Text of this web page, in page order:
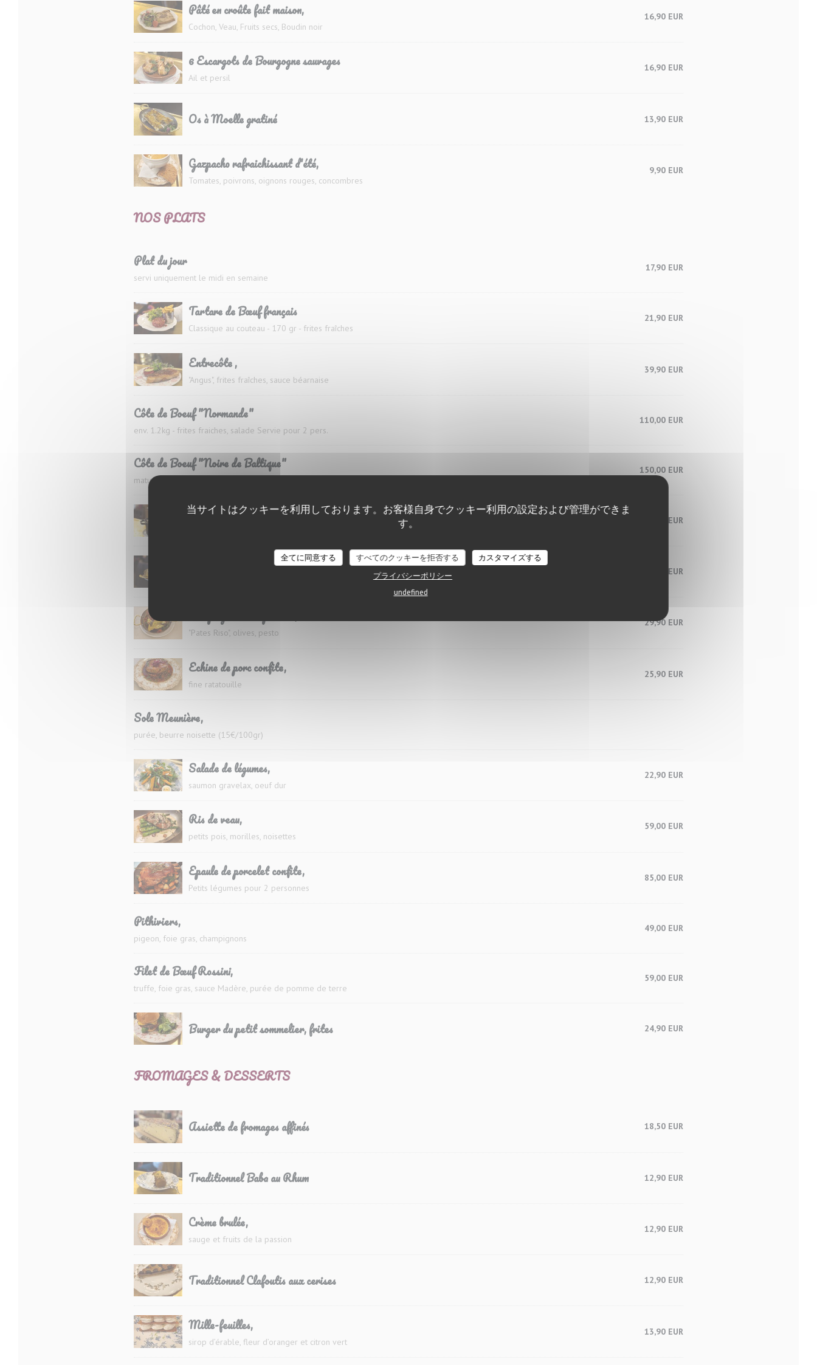
当サイトはクッキーを利用しております。お客様自身でクッキー利用の設定および管理ができま
す。
全てに同意する すべてのクッキーを拒否する
カスタマイズする
プライバシーポリシー
undefined
Pâté en croûte fait maison,
Cochon, Veau, Fruits secs, Boudin noir
16,90 EUR
6 Escargots de Bourgogne sauvages
Ail et persil
16,90 EUR
Os à Moelle gratiné 13,90 EUR
Gazpacho rafraichissant d'été,
Tomates, poivrons, oignons rouges, concombres
9,90 EUR
NOS PLATS
Plat du jour
servi uniquement le midi en semaine
17,90 EUR
Tartare de Bœuf français
Classique au couteau - 170 gr - frites fraîches
21,90 EUR
Entrecôte ,
"Angus", frites fraîches, sauce béarnaise
39,90 EUR
Côte de Boeuf "Normande"
env. 1.2kg - frites fraiches, salade Servie pour 2 pers.
110,00 EUR
Côte de Boeuf "Noire de Baltique"
maturation spéciale - env 1,2kg - frites fraiches Servie pour 2 pers.
150,00 EUR
Boeuf Bourguignon "Grande Tradition" 25,90 EUR
Vol au vent de volaille, 27,90 EUR
"Pates Riso", olives, pesto
29,90 EUR
Echine de porc confite,
fine ratatouille
25,90 EUR
Sole Meunière,
purée, beurre noisette (15€/100gr)
Salade de légumes,
saumon gravelax, oeuf dur
22,90 EUR
Ris de veau,
petits pois, morilles, noisettes
59,00 EUR
Epaule de porcelet confite,
Petits légumes pour 2 personnes
85,00 EUR
Pithiviers,
pigeon, foie gras, champignons
49,00 EUR
Filet de Bœuf Rossini,
truffe, foie gras, sauce Madère, purée de pomme de terre
59,00 EUR
Burger du petit sommelier, frites 24,90 EUR
FROMAGES & DESSERTS
Assiette de fromages affinés 18,50 EUR
Traditionnel Baba au Rhum 12,90 EUR
Crème brulée,
sauge et fruits de la passion
12,90 EUR
Traditionnel Clafoutis aux cerises 12,90 EUR
Mille-feuilles,
sirop d’érable, fleur d’oranger et citron vert
13,90 EUR